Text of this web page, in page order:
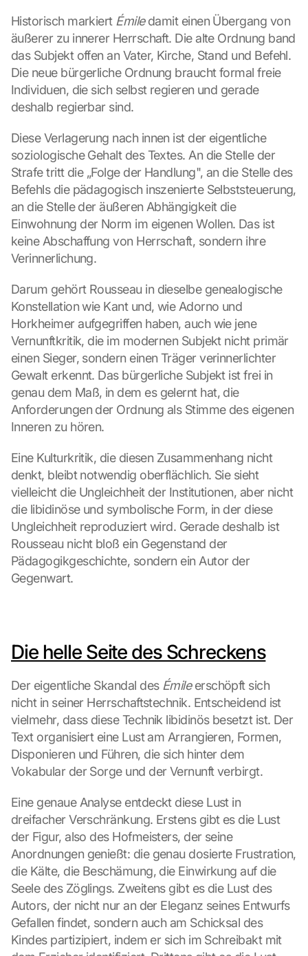
Historisch markiert Émile damit einen Übergang von
äußerer zu innerer Herrschaft. Die alte Ordnung band
das Subjekt offen an Vater, Kirche, Stand und Befehl.
Die neue bürgerliche Ordnung braucht formal freie
Individuen, die sich selbst regieren und gerade
deshalb regierbar sind.
Diese Verlagerung nach innen ist der eigentliche
soziologische Gehalt des Textes. An die Stelle der
Strafe tritt die „Folge der Handlung", an die Stelle des
Befehls die pädagogisch inszenierte Selbststeuerung,
an die Stelle der äußeren Abhängigkeit die
Einwohnung der Norm im eigenen Wollen. Das ist
keine Abschaffung von Herrschaft, sondern ihre
Verinnerlichung.
Darum gehört Rousseau in dieselbe genealogische
Konstellation wie Kant und, wie Adorno und
Horkheimer aufgegriffen haben, auch wie jene
Vernunftkritik, die im modernen Subjekt nicht primär
einen Sieger, sondern einen Träger verinnerlichter
Gewalt erkennt. Das bürgerliche Subjekt ist frei in
genau dem Maß, in dem es gelernt hat, die
Anforderungen der Ordnung als Stimme des eigenen
Inneren zu hören.
Eine Kulturkritik, die diesen Zusammenhang nicht
denkt, bleibt notwendig oberflächlich. Sie sieht
vielleicht die Ungleichheit der Institutionen, aber nicht
die libidinöse und symbolische Form, in der diese
Ungleichheit reproduziert wird. Gerade deshalb ist
Rousseau nicht bloß ein Gegenstand der
Pädagogikgeschichte, sondern ein Autor der
Gegenwart.
Die helle Seite des Schreckens
Der eigentliche Skandal des Émile erschöpft sich
nicht in seiner Herrschaftstechnik. Entscheidend ist
vielmehr, dass diese Technik libidinös besetzt ist. Der
Text organisiert eine Lust am Arrangieren, Formen,
Disponieren und Führen, die sich hinter dem
Vokabular der Sorge und der Vernunft verbirgt.
Eine genaue Analyse entdeckt diese Lust in
dreifacher Verschränkung. Erstens gibt es die Lust
der Figur, also des Hofmeisters, der seine
Anordnungen genießt: die genau dosierte Frustration,
die Kälte, die Beschämung, die Einwirkung auf die
Seele des Zöglings. Zweitens gibt es die Lust des
Autors, der nicht nur an der Eleganz seines Entwurfs
Gefallen findet, sondern auch am Schicksal des
Kindes partizipiert, indem er sich im Schreibakt mit